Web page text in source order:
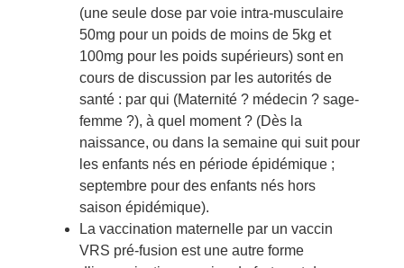
(une seule dose par voie intra-musculaire
50mg pour un poids de moins de 5kg et
100mg pour les poids supérieurs) sont en
cours de discussion par les autorités de
santé : par qui (Maternité ? médecin ? sage-
femme ?), à quel moment ? (Dès la
naissance, ou dans la semaine qui suit pour
les enfants nés en période épidémique ;
septembre pour des enfants nés hors
saison épidémique).
La vaccination maternelle par un vaccin
VRS pré-fusion est une autre forme